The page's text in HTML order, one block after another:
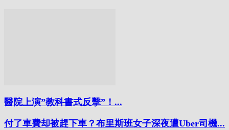
醫院上演”教科書式反擊”！...
付了車費却被趕下車？布里斯班女子深夜遭Uber司機...